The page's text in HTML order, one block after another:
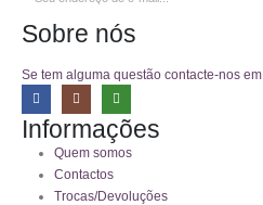
Sobre nós
Se tem alguma questão contacte-nos
Informações
Quem somos
Contactos
Trocas/Devoluções